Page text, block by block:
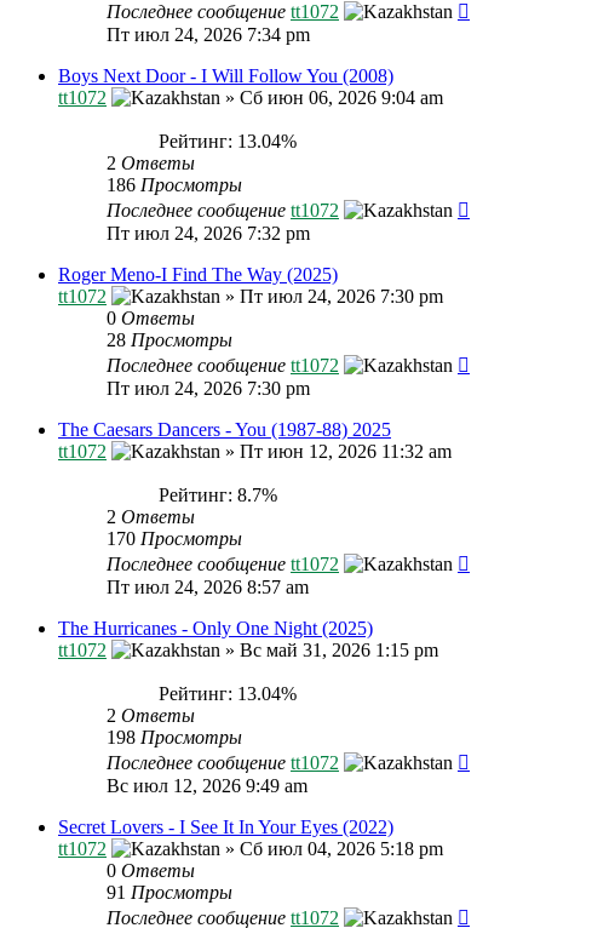
Последнее сообщение tt1072
Пт июл 24, 2026 7:34 pm
Boys Next Door - I Will Follow You (2008)
tt1072
» Сб июн 06, 2026 9:04 am
Рейтинг: 13.04%
2 Ответы
186 Просмотры
Последнее сообщение tt1072
Пт июл 24, 2026 7:32 pm
Roger Meno-I Find The Way (2025)
tt1072
» Пт июл 24, 2026 7:30 pm
0 Ответы
28 Просмотры
Последнее сообщение tt1072
Пт июл 24, 2026 7:30 pm
The Caesars Dancers - You (1987-88) 2025
tt1072
» Пт июн 12, 2026 11:32 am
Рейтинг: 8.7%
2 Ответы
170 Просмотры
Последнее сообщение tt1072
Пт июл 24, 2026 8:57 am
The Hurricanes - Only One Night (2025)
tt1072
» Вс май 31, 2026 1:15 pm
Рейтинг: 13.04%
2 Ответы
198 Просмотры
Последнее сообщение tt1072
Вс июл 12, 2026 9:49 am
Secret Lovers - I See It In Your Eyes (2022)
tt1072
» Сб июл 04, 2026 5:18 pm
0 Ответы
91 Просмотры
Последнее сообщение tt1072